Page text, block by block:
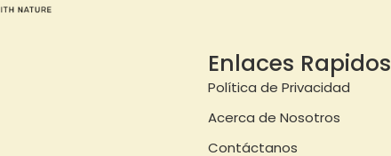
Enlaces Rapidos
Política de Privacidad
Acerca de Nosotros
Contáctanos